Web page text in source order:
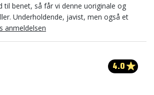
til benet, så får vi denne uoriginale og
Underholdende, javist, men også et
anmeldelsen
4.0